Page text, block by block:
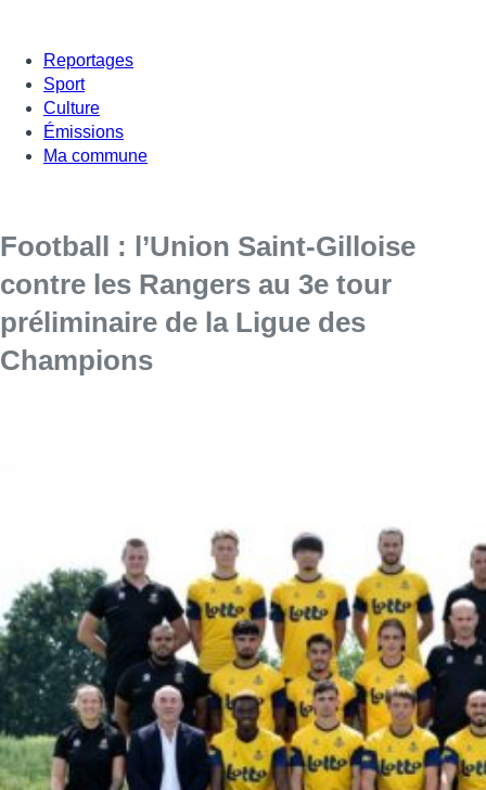
Reportages
Sport
Culture
Émissions
Ma commune
Football : l’Union Saint-Gilloise
contre les Rangers au 3e tour
préliminaire de la Ligue des
Champions